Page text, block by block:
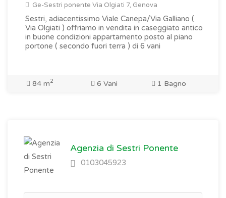
Ge-Sestri ponente Via Olgiati 7, Genova
Sestri, adiacentissimo Viale Canepa/Via Galliano (
Via Olgiati ) offriamo in vendita in caseggiato antico
in buone condizioni appartamento posto al piano
portone ( secondo fuori terra ) di 6 vani
84 m2 6 Vani 1 Bagno
Agenzia di Sestri Ponente
0103045923